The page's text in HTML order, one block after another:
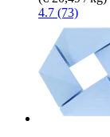
4.7 (73)